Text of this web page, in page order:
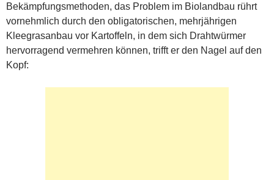
Bekämpfungsmethoden, das Problem im Biolandbau rührt
vornehmlich durch den obligatorischen, mehrjährigen
Kleegrasanbau vor Kartoffeln, in dem sich Drahtwürmer
hervorragend vermehren können, trifft er den Nagel auf den
Kopf: